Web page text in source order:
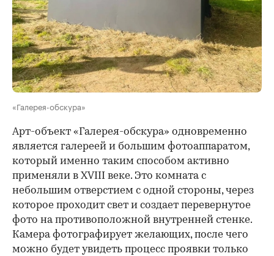
«Галерея-обскура»
Арт-объект «Галерея-обскура» одновременно
является галереей и большим фотоаппаратом,
который именно таким способом активно
применяли в XVIII веке. Это комната с
небольшим отверстием с одной стороны, через
которое проходит свет и создает перевернутое
фото на противоположной внутренней стенке.
Камера фотографирует желающих, после чего
можно будет увидеть процесс проявки только